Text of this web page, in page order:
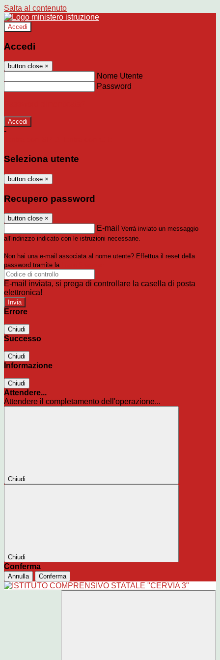
Salta al contenuto
Accedi
Accedi
button close ×
Nome Utente
Password
-
Seleziona utente
button close ×
Recupero password
button close ×
E-mail Verrà inviato un messaggio
all'indirizzo indicato con le istruzioni necessarie.
Non hai una e-mail associata al nome utente? Effettua il reset della
password tramite la
E-mail inviata, si prega di controllare la casella di posta
elettronica!
Errore
Chiudi
Successo
Chiudi
Informazione
Chiudi
Attendere...
Attendere il completamento dell'operazione...
Chiudi
Chiudi
Conferma
Annulla Conferma